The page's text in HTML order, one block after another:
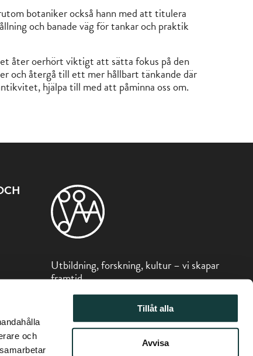
och
Tillåt alla
Avvisa
botaniker också hann med att titulera
och banade väg för tankar och praktik
åter oerhört viktigt att sätta fokus på den
och återgå till ett mer hållbart tänkande där
hjälpa till med att påminna oss om.
Utbildning, forskning, kultur – vi skapar
framtid
Sibeliusmuseum är en del av Stiftelsen
för Åbo Akademi.